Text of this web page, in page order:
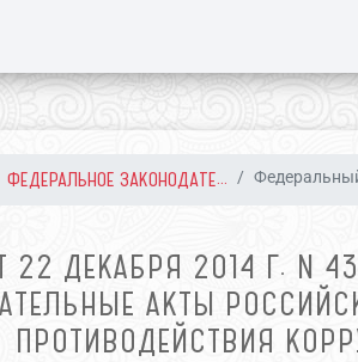
ФЕДЕРАЛЬНОЕ ЗАКОНОДАТЕ...
ДЕКАБРЯ 2014 Г. N
АКТЫ
ПРОТИВОДЕЙСТВИЯ